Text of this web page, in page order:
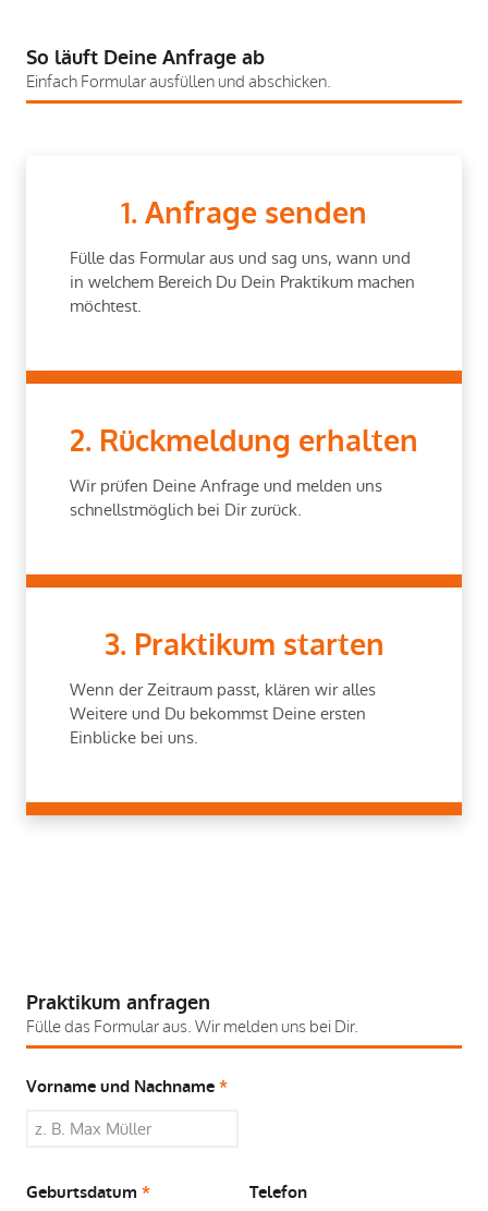
So läuft Deine Anfrage ab
Einfach Formular ausfüllen und abschicken.
1. Anfrage senden
Fülle das Formular aus und sag uns, wann und
in welchem Bereich Du Dein Praktikum machen
möchtest.
2. Rückmeldung erhalten
Wir prüfen Deine Anfrage und melden uns
schnellstmöglich bei Dir zurück.
3. Praktikum starten
Wenn der Zeitraum passt, klären wir alles
Weitere und Du bekommst Deine ersten
Einblicke bei uns.
Praktikum anfragen
Fülle das Formular aus. Wir melden uns bei Dir.
Vorname und Nachname *
Geburtsdatum * Telefon